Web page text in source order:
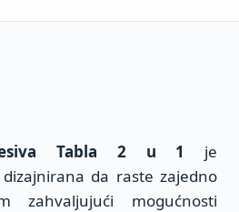
Tabla 2 u 1
je
da raste zajedno
zahvaljujući mogućnosti